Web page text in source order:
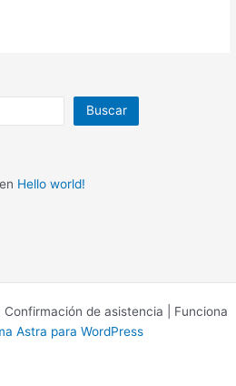
Buscar
en Hello world!
de asistencia | Funciona
Astra para WordPress